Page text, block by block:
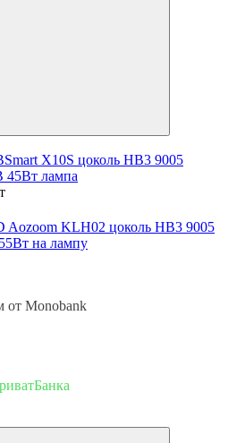
X10S цоколь HB3 9005
45Вт лампа
от Monobank